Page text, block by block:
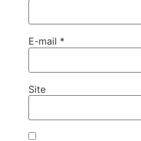
E-mail *
Site